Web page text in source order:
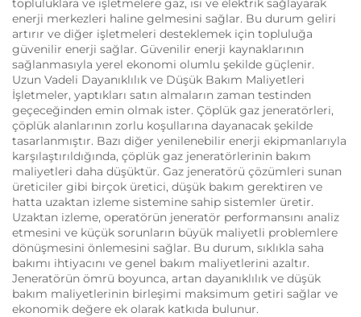
topluluklara ve işletmelere gaz, ısı ve elektrik sağlayarak
enerji merkezleri haline gelmesini sağlar. Bu durum geliri
artırır ve diğer işletmeleri desteklemek için topluluğa
güvenilir enerji sağlar. Güvenilir enerji kaynaklarının
sağlanmasıyla yerel ekonomi olumlu şekilde güçlenir.
Uzun Vadeli Dayanıklılık ve Düşük Bakım Maliyetleri
İşletmeler, yaptıkları satın almaların zaman testinden
geçeceğinden emin olmak ister. Çöplük gaz jeneratörleri,
çöplük alanlarının zorlu koşullarına dayanacak şekilde
tasarlanmıştır. Bazı diğer yenilenebilir enerji ekipmanlarıyla
karşılaştırıldığında, çöplük gaz jeneratörlerinin bakım
maliyetleri daha düşüktür. Gaz jeneratörü çözümleri sunan
üreticiler gibi birçok üretici, düşük bakım gerektiren ve
hatta uzaktan izleme sistemine sahip sistemler üretir.
Uzaktan izleme, operatörün jeneratör performansını analiz
etmesini ve küçük sorunların büyük maliyetli problemlere
dönüşmesini önlemesini sağlar. Bu durum, sıklıkla saha
bakımı ihtiyacını ve genel bakım maliyetlerini azaltır.
Jeneratörün ömrü boyunca, artan dayanıklılık ve düşük
bakım maliyetlerinin birleşimi maksimum getiri sağlar ve
ekonomik değere ek olarak katkıda bulunur.